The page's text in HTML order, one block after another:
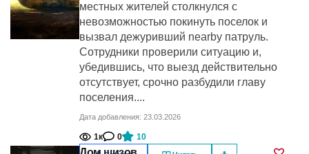
местных жителей столкнулся с
невозможностью покинуть поселок и
вызвал дежуривший nearby патруль.
Сотрудники проверили ситуацию и,
убедившись, что выезд действительно
отсутствует, срочно разбудили главу
поселения....
Дата добавления: 23.03.2026
1к 0 10